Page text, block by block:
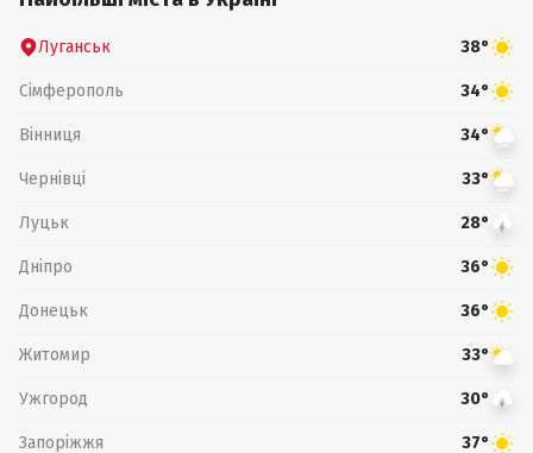
Луганськ 38°
Сімферополь 34°
Вінниця 34°
Чернівці 33°
Луцьк 28°
Дніпро 36°
Донецьк 36°
Житомир 33°
Ужгород 30°
Запоріжжя 37°